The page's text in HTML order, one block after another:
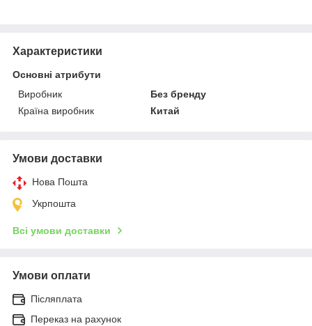
Характеристики
Основні атрибути
Виробник
Без бренду
Країна виробник
Китай
Умови доставки
Нова Пошта
Укрпошта
Всі умови доставки
Умови оплати
Післяплата
Переказ на рахунок